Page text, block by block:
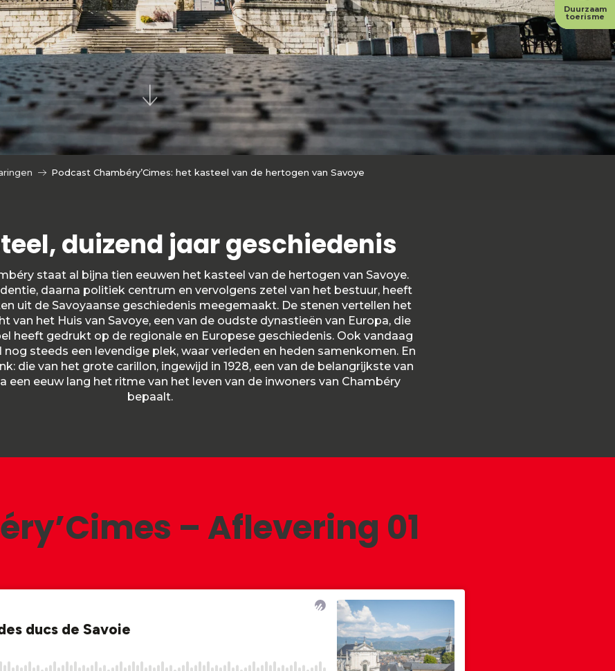
Duurzaam
toerisme
Podcast Chambéry’Cimes: het kasteel van de hertogen van Savoye
duizend jaar geschiedenis
staat al bijna tien eeuwen het kasteel van de hertogen van Savoye.
daarna politiek centrum en vervolgens zetel van het bestuur, heeft
uit de Savoyaanse geschiedenis meegemaakt. De stenen vertellen het
van het Huis van Savoye, een van de oudste dynastieën van Europa, die
heeft gedrukt op de regionale en Europese geschiedenis. Ook vandaag
steeds een levendige plek, waar verleden en heden samenkomen. En
die van het grote carillon, ingewijd in 1928, een van de belangrijkste van
een eeuw lang het ritme van het leven van de inwoners van Chambéry
bepaalt.
– Aflevering 01